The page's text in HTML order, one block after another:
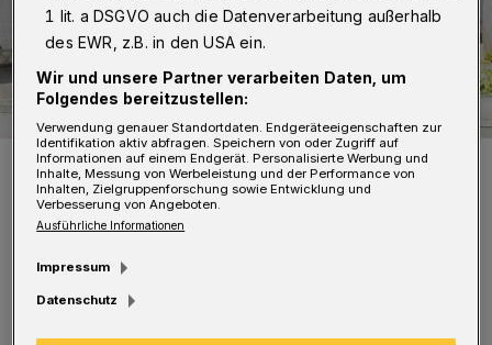
Die Bartschs im Einsatz.
Foto: VOX
1 lit. a DSGVO auch die Datenverarbeitung außerhalb
des EWR, z.B. in den USA ein.
Wir und unsere Partner verarbeiten Daten, um
Folgendes bereitzustellen:
Verwendung genauer Standortdaten. Endgeräteeigenschaften zur
Identifikation aktiv abfragen. Speichern von oder Zugriff auf
Informationen auf einem Endgerät. Personalisierte Werbung und
Inhalte, Messung von Werbeleistung und der Performance von
Inhalten, Zielgruppenforschung sowie Entwicklung und
Verbesserung von Angeboten.
Ausführliche Informationen
Impressum
Datenschutz